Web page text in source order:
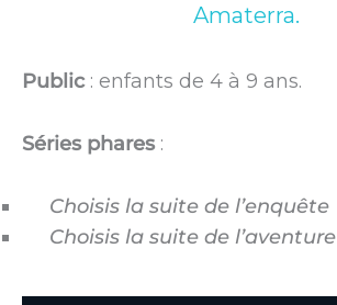
Amaterra.
Public: enfants de 4 à 9 ans.
Séries phares:
Choisis la suite de l’enquête
Choisis la suite de l’aventure